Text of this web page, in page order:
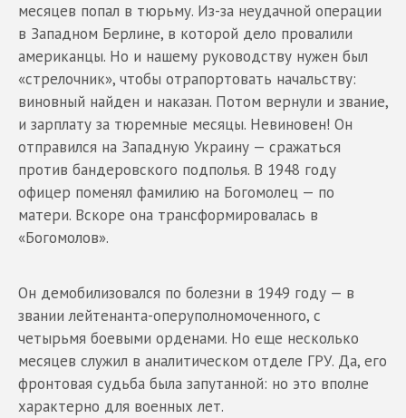
месяцев попал в тюрьму. Из-за неудачной операции
в Западном Берлине, в которой дело провалили
американцы. Но и нашему руководству нужен был
«стрелочник», чтобы отрапортовать начальству:
виновный найден и наказан. Потом вернули и звание,
и зарплату за тюремные месяцы. Невиновен! Он
отправился на Западную Украину — сражаться
против бандеровского подполья. В 1948 году
офицер поменял фамилию на Богомолец — по
матери. Вскоре она трансформировалась в
«Богомолов».
Он демобилизовался по болезни в 1949 году — в
звании лейтенанта-оперуполномоченного, с
четырьмя боевыми орденами. Но еще несколько
месяцев служил в аналитическом отделе ГРУ. Да, его
фронтовая судьба была запутанной: но это вполне
характерно для военных лет.